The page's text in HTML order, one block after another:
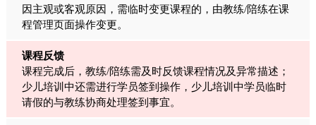
因主观或客观原因，需临时变更课程的，由教练/陪练在课
程管理页面操作变更。
课程反馈
课程完成后，教练/陪练需及时反馈课程情况及异常描述；
少儿培训中还需进行学员签到操作，少儿培训中学员临时
请假的与教练协商处理签到事宜。